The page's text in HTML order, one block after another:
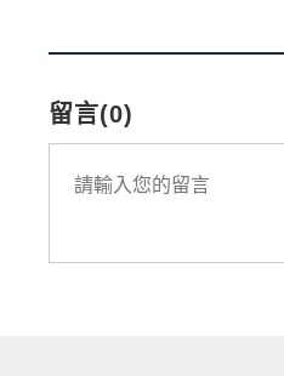
留言(0)